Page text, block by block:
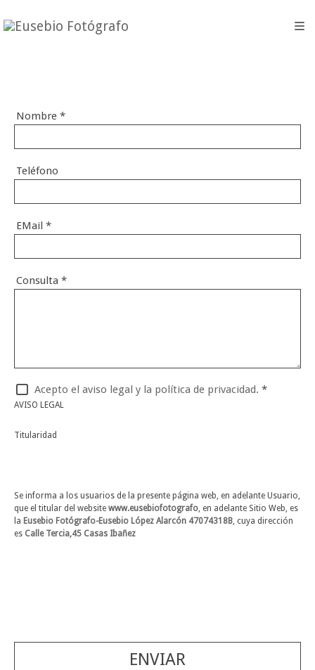
Nombre *
Teléfono
EMail *
Consulta *
Acepto el aviso legal y la política de privacidad. *
AVISO LEGAL
Titularidad
Se informa a los usuarios de la presente página web, en adelante Usuario,
que el titular del website www.eusebiofotografo, en adelante Sitio Web, es
la Eusebio Fotógrafo-Eusebio López Alarcón 47074318B, cuya dirección
es Calle Tercia,45 Casas Ibañez
ENVIAR